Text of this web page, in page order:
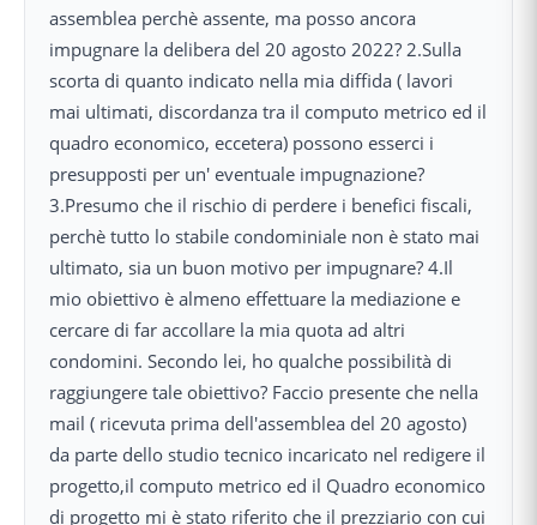
assemblea perchè assente, ma posso ancora
impugnare la delibera del 20 agosto 2022? 2.Sulla
scorta di quanto indicato nella mia diffida ( lavori
mai ultimati, discordanza tra il computo metrico ed il
quadro economico, eccetera) possono esserci i
presupposti per un' eventuale impugnazione?
3.Presumo che il rischio di perdere i benefici fiscali,
perchè tutto lo stabile condominiale non è stato mai
ultimato, sia un buon motivo per impugnare? 4.Il
mio obiettivo è almeno effettuare la mediazione e
cercare di far accollare la mia quota ad altri
condomini. Secondo lei, ho qualche possibilità di
raggiungere tale obiettivo? Faccio presente che nella
mail ( ricevuta prima dell'assemblea del 20 agosto)
da parte dello studio tecnico incaricato nel redigere il
progetto,il computo metrico ed il Quadro economico
di progetto mi è stato riferito che il prezziario con cui